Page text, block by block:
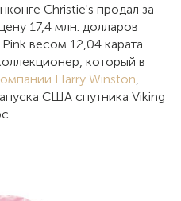
Christie's продал за
17,4 млн. долларов
весом 12,04 карата.
который в
Harry Winston
США спутника Viking